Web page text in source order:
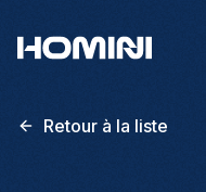
Retour à la liste